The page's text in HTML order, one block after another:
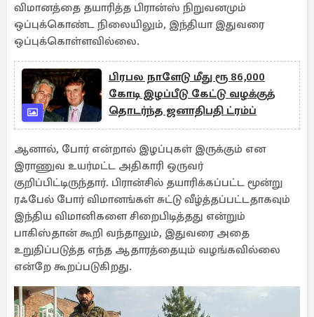
விமானத்தை தயாரித்த பிரான்ஸ் நிறுவனமும்
ஒப்புக்கொண்ட நிலையிலும், இந்தியா இதுவரை
ஒப்புக்கொள்ளவில்லை.
பிரபல நாளேடு மீது ரூ 86,000
கோடி இழப்பீடு கேட்டு வழக்குத்
தொடர்ந்த ஜனாதிபதி ட்ரம்ப்
ஆனால், போர் என்றால் இழப்புகள் இருக்கும் என
இராணுவ உயர்மட்ட அதிகாரி ஒருவர்
குறிப்பிட்டிருந்தார். பிரான்சில் தயாரிக்கப்பட்ட மூன்று
ரஃபேல் போர் விமானங்கள் சுட்டு வீழ்த்தப்பட்டதாகவும்
இந்திய விமானிகளை சிறைபிடித்தது என்றும்
பாகிஸ்தான் கூறி வந்தாலும், இதுவரை அதை
உறுதிப்படுத்த எந்த ஆதாரத்தையும் வழங்கவில்லை
என்றே கூறப்படுகிறது.